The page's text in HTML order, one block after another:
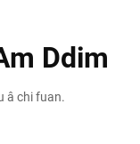
Ddim
â chi fuan.